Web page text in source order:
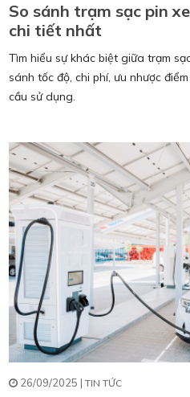
So sánh trạm sạc pin
chi tiết nhất
Tìm hiểu sự khác biệt giữa trạm
sánh tốc độ, chi phí, ưu nhược
cầu sử dụng.
26/09/2025 | TIN TỨC